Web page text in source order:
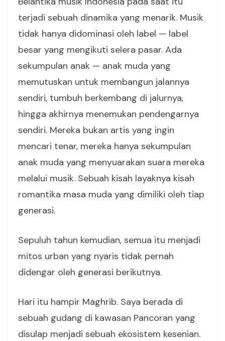
terjadi sebuah dinamika yang menarik. Musik
tidak hanya didominasi oleh label — label
besar yang mengikuti selera pasar. Ada
sekumpulan anak — anak muda yang
memutuskan untuk membangun jalannya
sendiri, tumbuh berkembang di jalurnya,
hingga akhirnya menemukan pendengarnya
sendiri. Mereka bukan artis yang ingin
mencari tenar, mereka hanya sekumpulan
anak muda yang menyuarakan suara mereka
melalui musik. Sebuah kisah layaknya kisah
romantika masa muda yang dimiliki oleh tiap
generasi.
Sepuluh tahun kemudian, semua itu menjadi
mitos urban yang nyaris tidak pernah
didengar oleh generasi berikutnya.
Hari itu hampir Maghrib. Saya berada di
sebuah gudang di kawasan Pancoran yang
disulap menjadi sebuah ekosistem kesenian.